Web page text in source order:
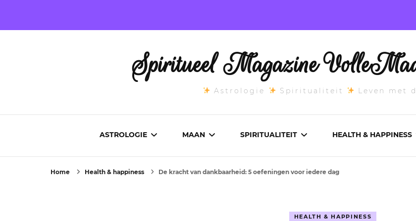
Spiritueel Magazine
Astrologie Spiritualiteit Leven met
ASTROLOGIE MAAN SPIRITUALITEIT HEALTH & HAPPINESS
Home Health & happiness De kracht van dankbaarheid: 5 oefeningen voor iedere dag
HEALTH & HAPPINESS